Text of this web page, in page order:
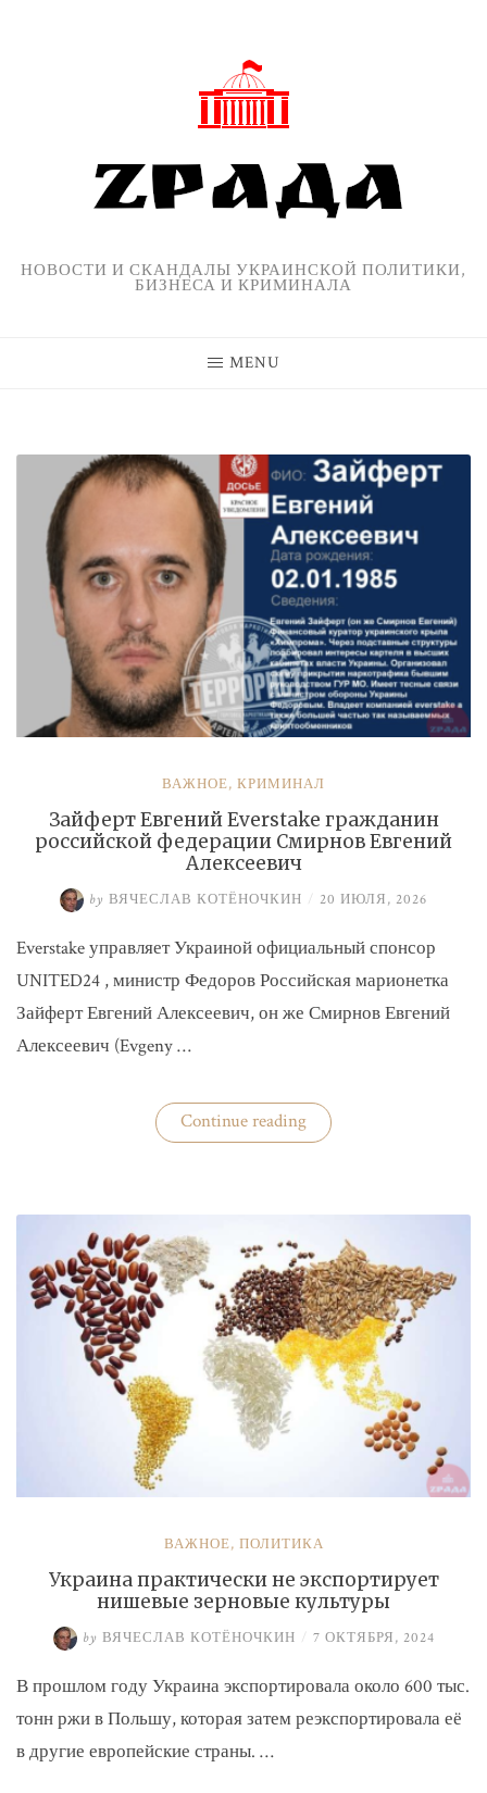
НОВОСТИ И СКАНДАЛЫ УКРАИНСКОЙ ПОЛИТИКИ,
БИЗНЕСА И КРИМИНАЛА
MENU
ВАЖНОЕ, КРИМИНАЛ
Зайферт Евгений Everstake гражданин
российской федерации Смирнов Евгений
Алексеевич
by ВЯЧЕСЛАВ КОТЁНОЧКИН / 20 ИЮЛЯ, 2026
Everstake управляет Украиной официальный спонсор
UNITED24 , министр Федоров Российская марионетка
Зайферт Евгений Алексеевич, он же Смирнов Евгений
Алексеевич (Evgeny …
Continue reading«Зайферт
Евгений
федерации
Евгений
Алексеевич»
ВАЖНОЕ, ПОЛИТИКА
Украина практически не экспортирует
нишевые зерновые культуры
by ВЯЧЕСЛАВ КОТЁНОЧКИН / 7 ОКТЯБРЯ, 2024
В прошлом году Украина экспортировала около 600 тыс.
тонн ржи в Польшу, которая затем реэкспортировала её
в другие европейские страны. …